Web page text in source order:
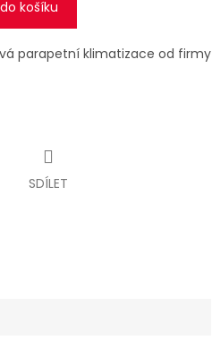
košíku
parapetní klimatizace od firmy
SDÍLET